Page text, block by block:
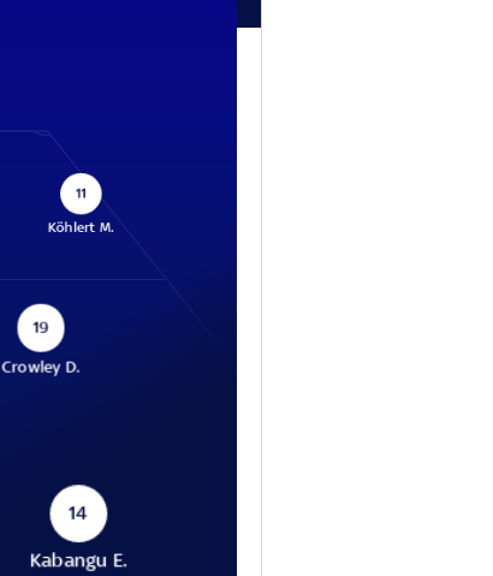
11
Köhlert M.
19
Crowley D.
14
Kabangu E.